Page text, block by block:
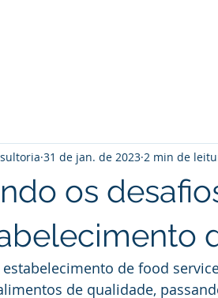
os
31 de jan. de 2023 2 min de
de food
de qualidade,